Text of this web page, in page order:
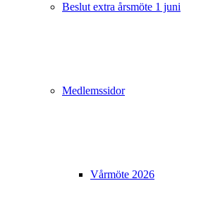
Beslut extra årsmöte 1 juni
Medlemssidor
Vårmöte 2026